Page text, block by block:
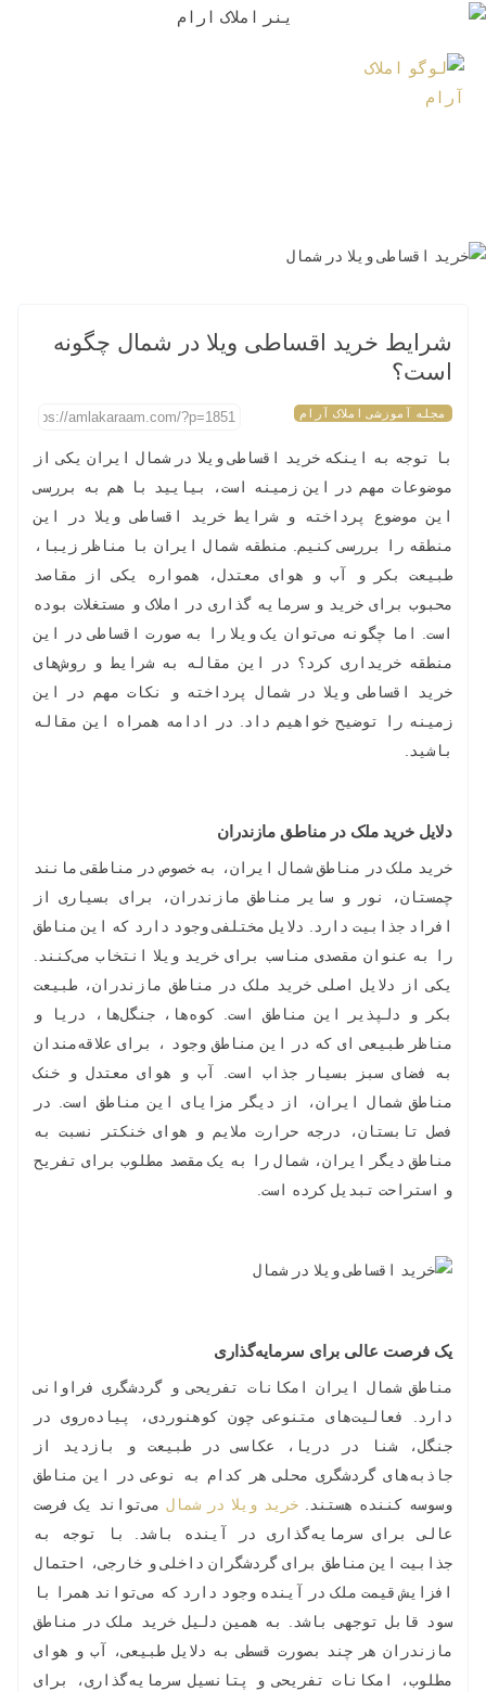
شرایط خرید اقساطی ویلا در شمال چگونه
است؟
مجله آموزشی املاک آرام
با توجه به اینکه خرید اقساطی ویلا در شمال ایران یکی از
موضوعات مهم در این زمینه است، بیایید با هم به بررسی
این موضوع پرداخته و شرایط خرید اقساطی ویلا در این
منطقه را بررسی کنیم. منطقه شمال ایران با مناظر زیبا،
طبیعت بکر و آب و هوای معتدل، همواره یکی از مقاصد
محبوب برای خرید و سرمایه گذاری در املاک و مستغلات بوده
است. اما چگونه می‌توان یک ویلا را به صورت اقساطی در این
منطقه خریداری کرد؟ در این مقاله به شرایط و روش‌های
خرید اقساطی ویلا در شمال پرداخته و نکات مهم در این
زمینه را توضیح خواهیم داد. در ادامه همراه این مقاله
باشید.
دلایل خرید ملک در مناطق مازندران
خرید ملک در مناطق شمال ایران، به خصوص در مناطقی مانند
چمستان، نور و سایر مناطق مازندران، برای بسیاری از
افراد جذابیت دارد. دلایل مختلفی وجود دارد که این مناطق
را به عنوان مقصدی مناسب برای خرید ویلا انتخاب می‌کنند.
یکی از دلایل اصلی خرید ملک در مناطق مازندران، طبیعت
بکر و دلپذیر این مناطق است. کوه‌ها، جنگل‌ها، دریا و
مناظر طبیعی ای که در این مناطق وجود ، برای علاقه‌مندان
به فضای سبز بسیار جذاب است. آب و هوای معتدل و خنک
مناطق شمال ایران، از دیگر مزایای این مناطق است. در
فصل تابستان، درجه حرارت ملایم و هوای خنکتر نسبت به
مناطق دیگر ایران، شمال را به یک مقصد مطلوب برای تفریح
و استراحت تبدیل کرده است.
یک فرصت عالی برای سرمایه‌گذاری
مناطق شمال ایران امکانات تفریحی و گردشگری فراوانی
دارد. فعالیت‌های متنوعی چون کوهنوردی، پیاده‌روی در
جنگل‌، شنا در دریا، عکاسی در طبیعت و بازدید از
جاذبه‌های گردشگری محلی هر کدام به نوعی در این مناطق
وسوسه کننده هستند. خرید ویلا در شمال می‌تواند یک فرصت
عالی برای سرمایه‌گذاری در آینده باشد. با توجه به
جذابیت این مناطق برای گردشگران داخلی و خارجی، احتمال
افزایش قیمت ملک در آینده وجود دارد که می‌تواند همرا با
سود قابل توجهی باشد. به همین دلیل خرید ملک در مناطق
مازندران هر چند بصورت قسطی به دلایل طبیعی، آب و هوای
مطلوب، امکانات تفریحی و پتانسیل سرمایه‌گذاری، برای